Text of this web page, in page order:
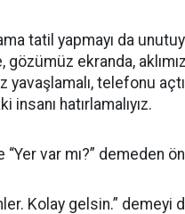
tatil yapmayı da
ekranda,
telefonu
insanı hatırlamalıyız.
var mı?” demeden
Kolay gelsin.” demeyi